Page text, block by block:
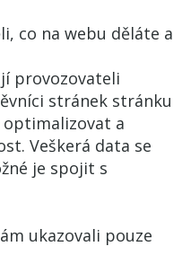
co na webu děláte a
provozovateli
stránek stránku
a
Veškerá data se
je spojit s
ukazovali pouze